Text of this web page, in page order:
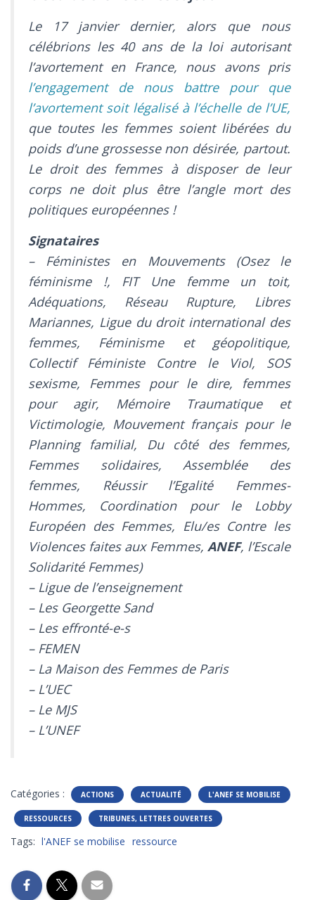
Le 17 janvier dernier, alors que nous
célébrions les 40 ans de la loi autorisant
l’avortement en France, nous avons pris
l’engagement de nous battre pour que
l’avortement soit légalisé à l’échelle de l’UE,
que toutes les femmes soient libérées du
poids d’une grossesse non désirée, partout.
Le droit des femmes à disposer de leur
corps ne doit plus être l’angle mort des
politiques européennes !
Signataires
– Féministes en Mouvements (Osez le
féminisme !, FIT Une femme un toit,
Adéquations, Réseau Rupture, Libres
Mariannes, Ligue du droit international des
femmes, Féminisme et géopolitique,
Collectif Féministe Contre le Viol, SOS
sexisme, Femmes pour le dire, femmes
pour agir, Mémoire Traumatique et
Victimologie, Mouvement français pour le
Planning familial, Du côté des femmes,
Femmes solidaires, Assemblée des
femmes, Réussir l’Egalité Femmes-
Hommes, Coordination pour le Lobby
Européen des Femmes, Elu/es Contre les
Violences faites aux Femmes, ANEF, l’Escale
Solidarité Femmes)
– Ligue de l’enseignement
– Les Georgette Sand
– Les effronté-e-s
– FEMEN
– La Maison des Femmes de Paris
– L’UEC
– Le MJS
– L’UNEF
Catégories : ACTIONS ACTUALITÉ L'ANEF SE MOBILISE
RESSOURCES TRIBUNES, LETTRES OUVERTES
Tags: l'ANEF se mobilise ressource